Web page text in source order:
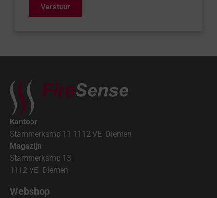
Verstuur
Kantoor
Stammerkamp 11 1112 VE Diemen
Magazijn
Stammerkamp 13
1112 VE Diemen
Webshop